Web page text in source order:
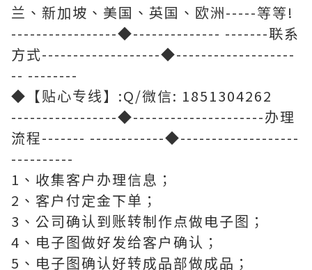
兰、新加坡、美国、英国、欧洲-----等等!
-----------------◆-------------- -------联系
方式-------------------◆-------------------
-- --------
◆【贴心专线】:Q/微信: 1851304262
-----------------◆---------------------办理
流程------- ------------◆-------------------
----------
1、收集客户办理信息；
2、客户付定金下单；
3、公司确认到账转制作点做电子图；
4、电子图做好发给客户确认；
5、电子图确认好转成品部做成品；